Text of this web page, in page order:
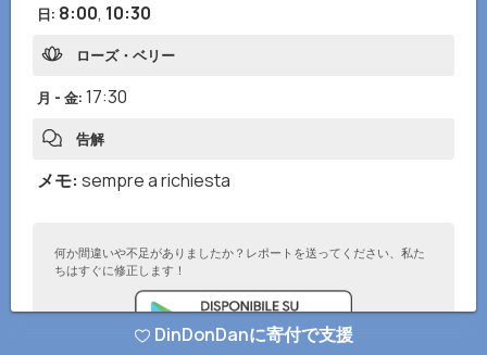
日: 8:00, 10:30
ローズ・ベリー
月 - 金: 17:30
告解
メモ: sempre a richiesta
何か間違いや不足がありましたか？レポートを送ってください、私た
ちはすぐに修正します！
DinDonDanに寄付で支援